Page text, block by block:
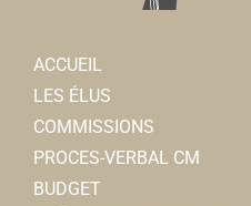
ACCUEIL
LES ÉLUS
COMMISSIONS
PROCES-VERBAL CM
BUDGET